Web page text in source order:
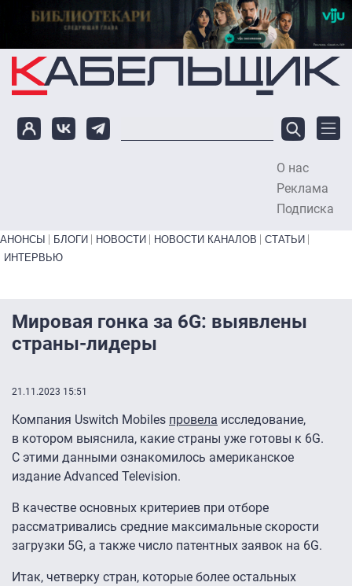
Перейти к основному содержанию
О нас
Реклама
Подписка
Primary links bottom
АНОНСЫ БЛОГИ НОВОСТИ НОВОСТИ КАНАЛОВ
СТАТЬИ
ИНТЕРВЬЮ
Мировая гонка за 6G: выявлены
страны-лидеры
21.11.2023 15:51
Компания Uswitch Mobiles провела исследование,
в котором выяснила, какие страны уже готовы к 6G.
С этими данными ознакомилось американское
издание Advanced Television.
В качестве основных критериев при отборе
рассматривались средние максимальные скорости
загрузки 5G, а также число патентных заявок на 6G.
Итак, четверку стран, которые более остальных